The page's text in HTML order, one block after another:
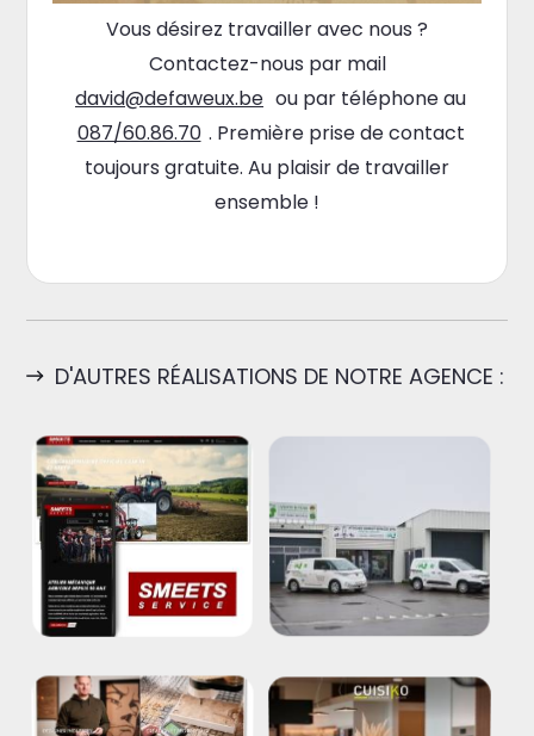
Vous désirez travailler avec nous ?
Contactez-nous par mail
david@defaweux.be ou par téléphone au
087/60.86.70 . Première prise de contact
toujours gratuite. Au plaisir de travailler
ensemble !
D'AUTRES RÉALISATIONS DE NOTRE AGENCE :